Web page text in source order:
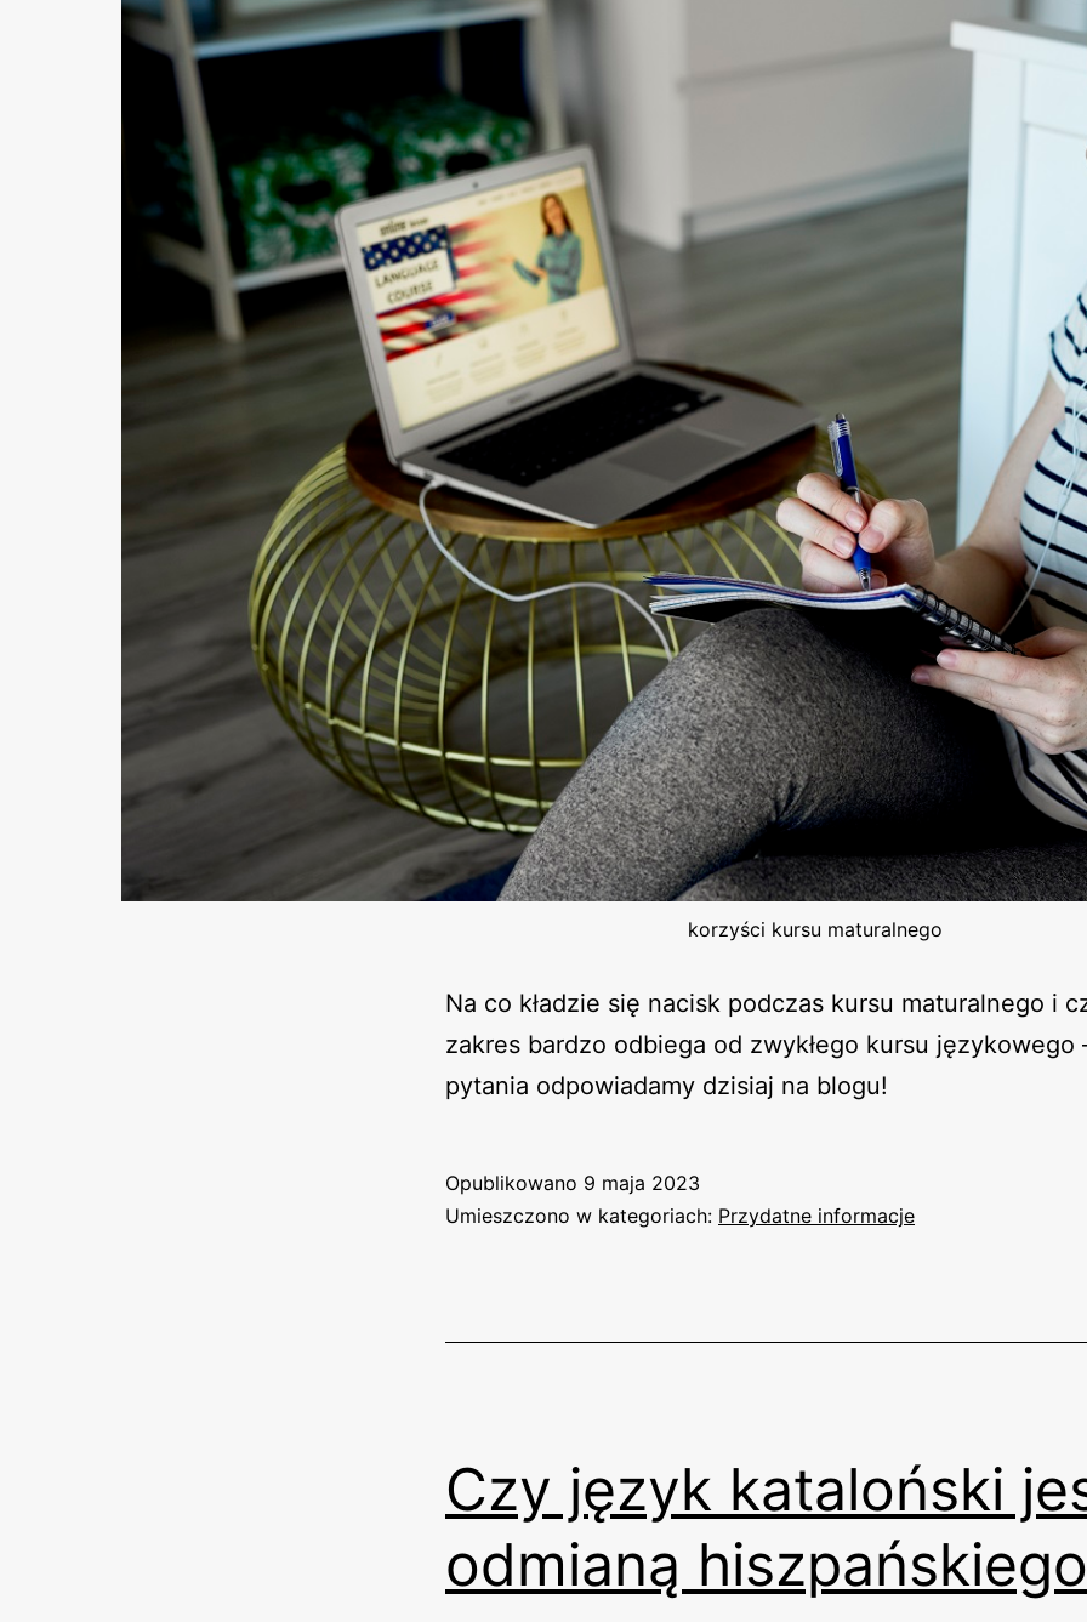
korzyści kursu maturalnego
Na co kładzie się nacisk podczas kursu maturalnego i
zakres bardzo odbiega od zwykłego kursu językowego
pytania odpowiadamy dzisiaj na blogu!
Opublikowano 9 maja 2023
Umieszczono w kategoriach: Przydatne informacje
Czy język kataloński
odmianą